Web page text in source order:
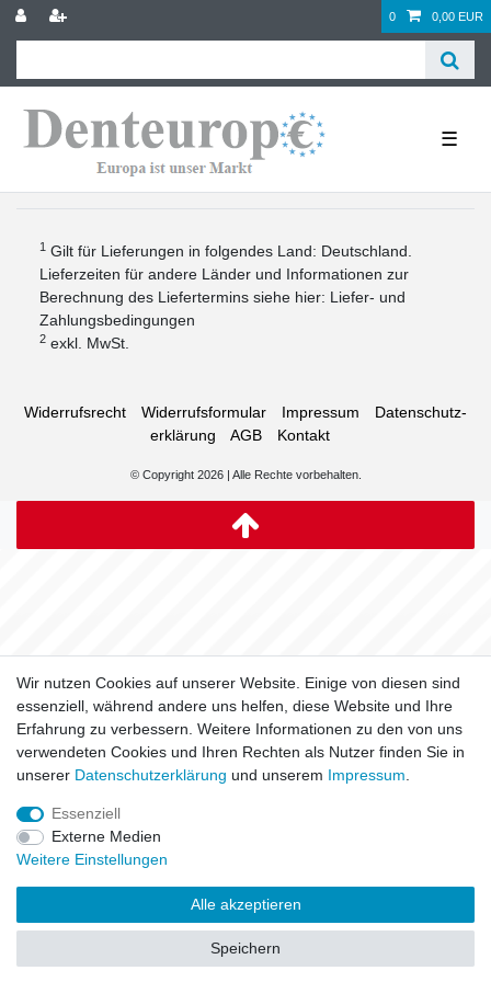
0 0,00 EUR
☰
1 Gilt für Lieferungen in folgendes Land: Deutschland.
Lieferzeiten für andere Länder und Informationen zur
Berechnung des Liefertermins siehe hier: Liefer- und
Zahlungsbedingungen
2 exkl. MwSt.
Widerrufs­recht Widerrufs­formular Impressum
Daten­schutz­
erklärung
AGB Kontakt
© Copyright 2026 | Alle Rechte vorbehalten.
Wir nutzen Cookies auf unserer Website. Einige von diesen sind
essenziell, während andere uns helfen, diese Website und Ihre
Erfahrung zu verbessern. Weitere Informationen zu den von uns
verwendeten Cookies und Ihren Rechten als Nutzer finden Sie in
unserer Daten­schutz­erklärung und unserem Impressum
Essenziell
Externe Medien
Weitere Einstellungen
Alle akzeptieren
Speichern